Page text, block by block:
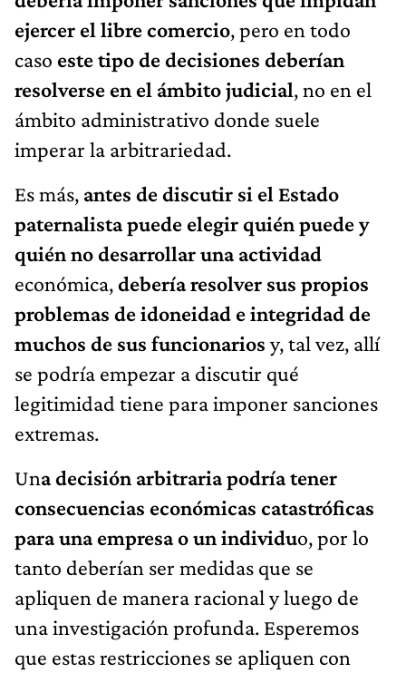
ejercer el libre comercio, pero en todo
caso este tipo de decisiones deberían
resolverse en el ámbito judicial, no en el
ámbito administrativo donde suele
imperar la arbitrariedad.
Es más, antes de discutir si el Estado
paternalista puede elegir quién puede y
quién no desarrollar una actividad
económica,debería resolver sus propios
problemas de idoneidad e integridad de
muchos de sus funcionarios y, tal vez, allí
se podría empezar a discutir qué
legitimidad tiene para imponer sanciones
extremas.
Una decisión arbitraria podría tener
consecuencias económicas catastróficas
para una empresa o un individuo, por lo
tanto deberían ser medidas que se
apliquen de manera racional y luego de
una investigación profunda. Esperemos
que estas restricciones se apliquen con